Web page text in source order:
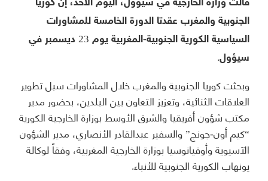
قالت وزارة الخارجية في سيؤول، اليوم الأحد، إن كوريا
الجنوبية والمغرب عقدتا الدورة الخامسة للمشاورات
السياسية الكورية الجنوبية-المغربية يوم 23 ديسمبر في
سيؤول.
وبحثت كوريا الجنوبية والمغرب خلال المشاورات سبل تطوير
العلاقات الثنائية، وتعزيز التعاون بين البلدين، بحضور مدير
مكتب شؤون أفريقيا والشرق الأوسط بوزارة الخارجية الكورية
“كيم أون-جونج” والسفير عبدالقادر الأنصاري، مدير الشؤون
الآسيوية وأوقيانوسيا بوزارة الخارجية المغربية، وفقاً لوكالة
يونهاب الكورية الجنوبية للأنباء.